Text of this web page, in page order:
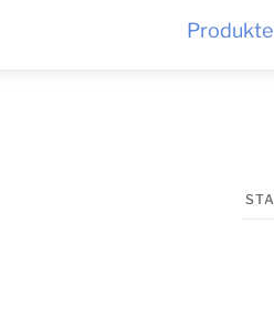
Produkte